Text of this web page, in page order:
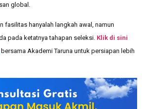
global.
fasilitas hanyalah langkah awal, namun
pada ketatnya tahapan seleksi. Klik di sini
bersama Akademi Taruna untuk persiapan lebih